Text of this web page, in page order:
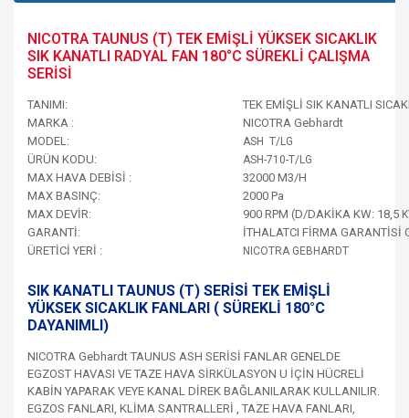
NICOTRA TAUNUS (T) TEK EMİŞLİ YÜKSEK SICAKLIK
SIK KANATLI RADYAL FAN 180°C SÜREKLİ ÇALIŞMA
SERİSİ
TANIMI:
TEK EMİŞLİ SIK KANATLI
MARKA :
NICOTRA Gebhardt
MODEL:
ASH T/LG
ÜRÜN KODU: ASH-710-T/LG
MAX HAVA DEBİSİ :
32000 M3/H
MAX BASINÇ:
2000 Pa
MAX DEVİR:
900 RPM (D/DAKİKA KW: 18,5
GARANTİ:
İTHALATCI FİRMA GARANTİSİ
ÜRETİCİ YERİ :
NICOTRA GEBHARDT
SIK KANATLI TAUNUS (T) SERİSİ TEK EMİŞLİ
YÜKSEK SICAKLIK FANLARI ( SÜREKLİ 180°C
DAYANIMLI)
NICOTRA Gebhardt TAUNUS ASH SERİSİ FANLAR GENELDE
EGZOST HAVASI VE TAZE HAVA SİRKÜLASYON U İÇİN HÜCRELİ
KABİN YAPARAK VEYE KANAL DİREK BAĞLANILARAK KULLANILIR.
EGZOS FANLARI, KLİMA SANTRALLERİ , TAZE HAVA FANLARI,